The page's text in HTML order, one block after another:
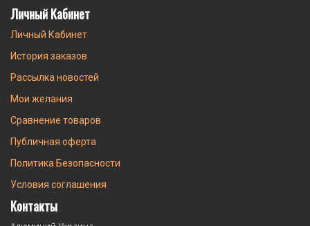
Личный Кабинет
Личный Кабинет
История заказов
Рассылка новостей
Мои желания
Сравнение товаров
Публичная оферта
Политика Безопасности
Условия соглашения
Контакты